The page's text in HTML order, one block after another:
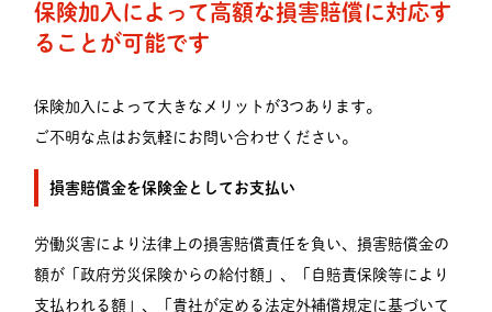
保険加入によって高額な損害賠償に対応す
ることが可能です
保険加入によって大きなメリットが3つあります。
ご不明な点はお気軽にお問い合わせください。
損害賠償金を保険金としてお支払い
労働災害により法律上の損害賠償責任を負い、損害賠償金の
額が「政府労災保険からの給付額」、「自賠責保険等により
支払われる額」、「貴社が定める法定外補償規定に基づいて